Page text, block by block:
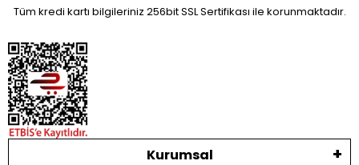
Tüm kredi kartı bilgileriniz 256bit SSL Sertifikası ile korunmaktadır.
Kurumsal